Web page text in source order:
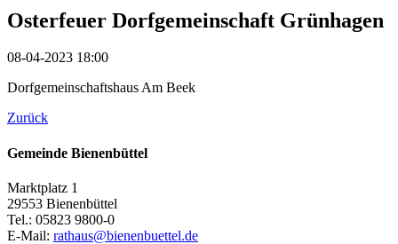
Osterfeuer Dorfgemeinschaft Grünhagen
08-04-2023 18:00
Dorfgemeinschaftshaus Am Beek
Zurück
Gemeinde Bienenbüttel
Marktplatz 1
29553 Bienenbüttel
Tel.: 05823 9800-0
E-Mail: rathaus@bienenbuettel.de